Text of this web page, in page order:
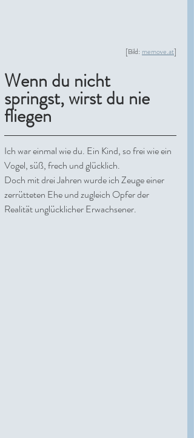
[Bild: memove.at]
Wenn du nicht
springst, wirst du nie
fliegen
Ich war einmal wie du. Ein Kind, so frei wie ein
Vogel, süß, frech und glücklich.
Doch mit drei Jahren wurde ich Zeuge einer
zerrütteten Ehe und zugleich Opfer der
Realität unglücklicher Erwachsener.